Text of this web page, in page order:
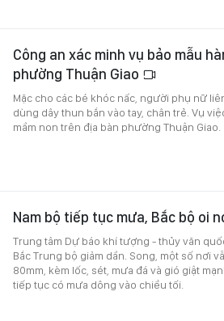
Công an xác minh vụ bảo mẫu
phường Thuận Giao
Mặc cho các bé khóc nấc, người phụ nữ
dùng dây thun bắn vào tay, chân trẻ. Vụ
mầm non trên địa bàn phường Thuận Giao.
Nam bộ tiếp tục mưa, Bắc bộ oi
Trung tâm Dự báo khí tượng - thủy văn
Bắc Trung bộ giảm dần. Song, một số nơi
80mm, kèm lốc, sét, mưa đá và gió giật
tiếp tục có mưa dông vào chiều tối.